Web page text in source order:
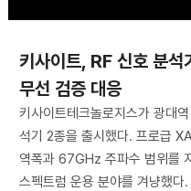
키사이트, RF 신호 분
무선 검증 대응
키사이트테크놀로지스가 광대
석기 2종을 출시했다. 프로급
역폭과 67GHz 주파수 범위를
스펙트럼 운용 분야를 겨냥했